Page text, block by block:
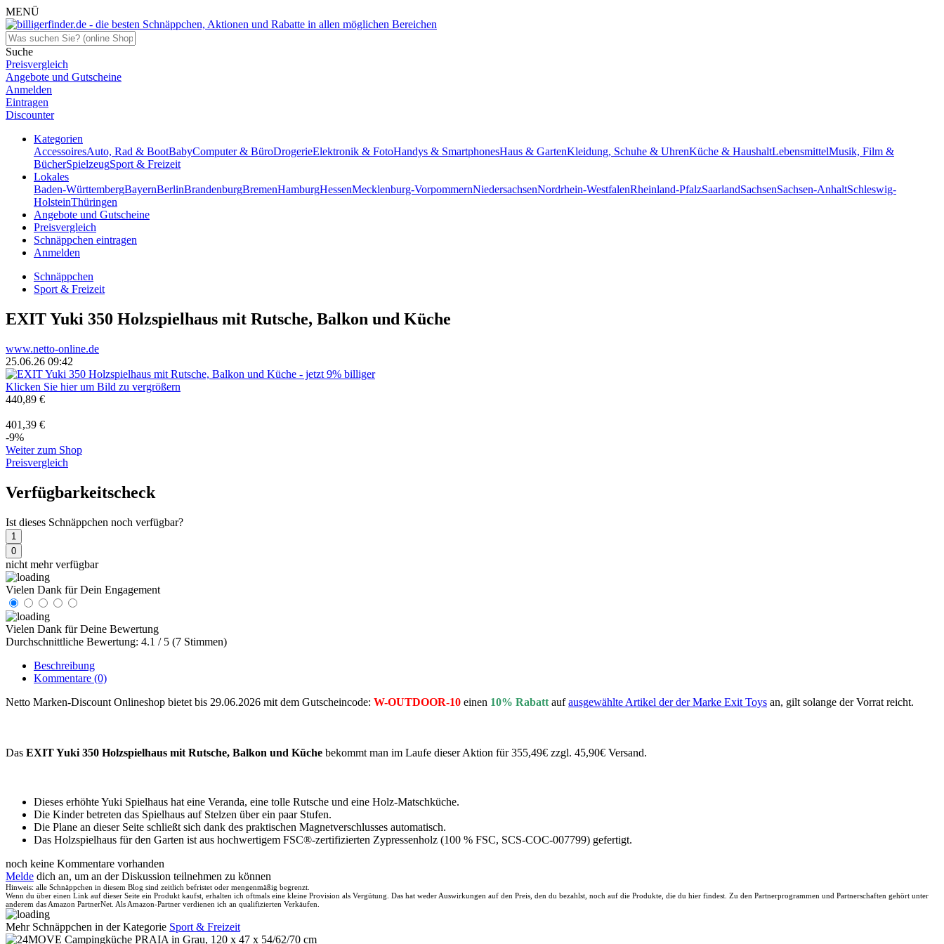
MENÜ
Suche
Preisvergleich
Angebote und Gutscheine
Anmelden
Eintragen
Discounter
Kategorien
AccessoiresAuto, Rad & BootBabyComputer & BüroDrogerieElektronik & FotoHandys & SmartphonesHaus & GartenKleidung, Schuhe & UhrenKüche & HaushaltLebensmittelMusik, Film &
BücherSpielzeugSport & Freizeit
Lokales
Baden-WürttembergBayernBerlinBrandenburgBremenHamburgHessenMecklenburg-VorpommernNiedersachsenNordrhein-WestfalenRheinland-PfalzSaarlandSachsenSachsen-AnhaltSchleswig-
HolsteinThüringen
Angebote und Gutscheine
Preisvergleich
Schnäppchen eintragen
Anmelden
Schnäppchen
Sport & Freizeit
EXIT Yuki 350 Holzspielhaus mit Rutsche, Balkon und Küche
www.netto-online.de
25.06.26 09:42
Klicken Sie hier um Bild zu vergrößern
440,89 €
401,39 €
-9%
Weiter zum Shop
Preisvergleich
Verfügbarkeitscheck
Ist dieses Schnäppchen noch verfügbar?
1
0
nicht mehr verfügbar
Vielen Dank für Dein Engagement
Vielen Dank für Deine Bewertung
Durchschnittliche Bewertung: 4.1 / 5 (7 Stimmen)
Beschreibung
Kommentare (0)
Netto Marken-Discount Onlineshop bietet bis 29.06.2026 mit dem Gutscheincode: W-OUTDOOR-10 einen 10% Rabatt aufausgewählte Artikel der der Marke Exit Toys an, gilt solange der Vorrat reicht.
Das EXIT Yuki 350 Holzspielhaus mit Rutsche, Balkon und Küche bekommt man im Laufe dieser Aktion für 355,49€ zzgl. 45,90€ Versand.
Dieses erhöhte Yuki Spielhaus hat eine Veranda, eine tolle Rutsche und eine Holz-Matschküche.
Die Kinder betreten das Spielhaus auf Stelzen über ein paar Stufen.
Die Plane an dieser Seite schließt sich dank des praktischen Magnetverschlusses automatisch.
Das Holzspielhaus für den Garten ist aus hochwertigem FSC®-zertifizierten Zypressenholz (100 % FSC, SCS-COC-007799) gefertigt.
noch keine Kommentare vorhanden
Melde dich an, um an der Diskussion teilnehmen zu können
Hinweis: alle Schnäppchen in diesem Blog sind zeitlich befristet oder mengenmäßig begrenzt.
Wenn du über einen Link auf dieser Seite ein Produkt kaufst, erhalten ich oftmals eine kleine Provision als Vergütung. Das hat weder Auswirkungen auf den Preis, den du bezahlst, noch auf die Produkte, die du hier findest. Zu den Partnerprogrammen und Partnerschaften gehört unter
anderem das Amazon PartnerNet. Als Amazon-Partner verdienen ich an qualifizierten Verkäufen.
Mehr Schnäppchen in der Kategorie Sport & Freizeit